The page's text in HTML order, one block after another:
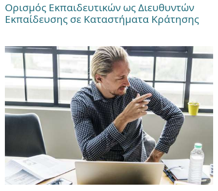
Ορισμός Εκπαιδευτικών ως Διευθυντών
Εκπαίδευσης σε Καταστήματα Κράτησης